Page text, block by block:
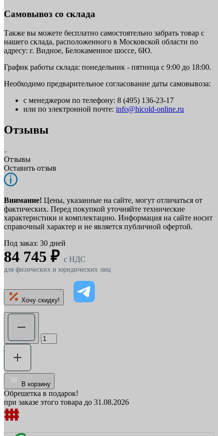
Самовывоз со склада
Также вы можете бесплатно самостоятельно забрать товар с
нашего склада, расположенного в Московской области по
адресу: г. Видное, Белокаменное шоссе, 6Ю.
График работы склада: понедельник - пятница с 9:00 до 18:00.
Необходимо предварительное согласование даты самовывоза:
с менеджером по телефону: 8 (495) 136-23-17
или по электронной почте: info@hicold-online.ru
Отзывы
Отзывы
Оставить отзыв
Внимание! Цены, указанные на сайте, могут отличаться от
фактических. Перед покупкой уточняйте технические
характеристики и комплектацию. Информация на сайте носит
справочный характер и не является публичной офертой.
Под заказ: 30 дней
84 745 ₽ c НДС
для физических и юридических лиц
Хочу скидку!
В корзину
Обрешетка в подарок!
при заказе этого товара до 31.08.2026